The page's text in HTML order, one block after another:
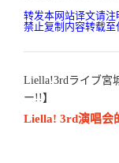
转发本网站译文请
禁止复制内容转载至
Liella!3rdライブ宮
ー!!】
Liella! 3rd演唱会